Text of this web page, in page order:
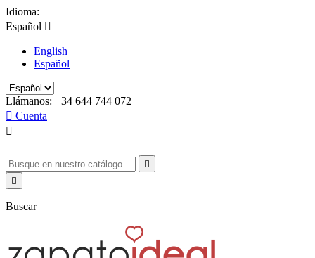
Idioma:
Español 
English
Español
Llámanos: +34 644 744 072
 Cuenta



Buscar